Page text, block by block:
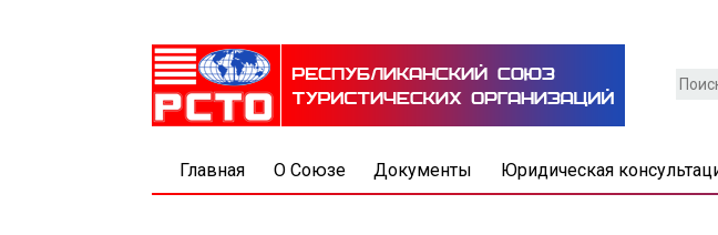
Главная О Союзе Документы Юридическая